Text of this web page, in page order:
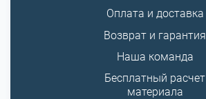
Оплата и доставка
Возврат и гарантия
Наша команда
Бесплатный расчет
материала